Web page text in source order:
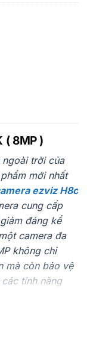
( 8MP )
trời của
mới nhất
ezviz H8c
cung cấp
đáng kể
camera đa
không chỉ
mà còn bảo vệ
tính năng
ngăn chặn và